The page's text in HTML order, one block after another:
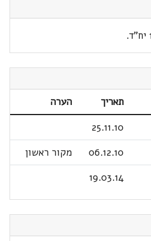
תאריך
הערה
25.11.10
06.12.10
מקור ראשון
19.03.14